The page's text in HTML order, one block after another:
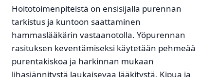
Hoitotoimenpiteistä on ensisijalla purennan
tarkistus ja kuntoon saattaminen
hammaslääkärin vastaanotolla. Yöpurennan
rasituksen keventämiseksi käytetään pehmeää
purentakiskoa ja harkinnan mukaan
lihasjännitystä laukaisevaa lääkitystä. Kipua ja